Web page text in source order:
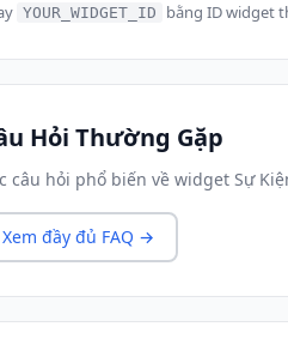
YOUR_WIDGET_ID bằng ID widget
Hỏi Thường Gặp
câu hỏi phổ biến về widget Sự
Xem đầy đủ FAQ →